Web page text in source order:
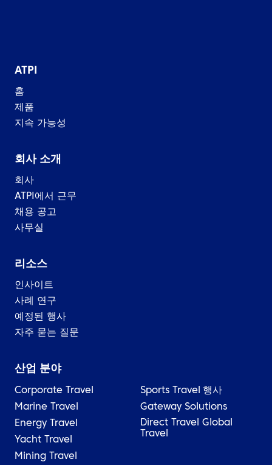
ATPI
홈
제품
지속 가능성
회사 소개
회사
ATPI에서 근무
채용 공고
사무실
리소스
인사이트
사례 연구
예정된 행사
자주 묻는 질문
산업 분야
Corporate Travel
Marine Travel
Energy Travel
Yacht Travel
Mining Travel
Sports Travel 행사
Gateway Solutions
Direct Travel Global
Travel